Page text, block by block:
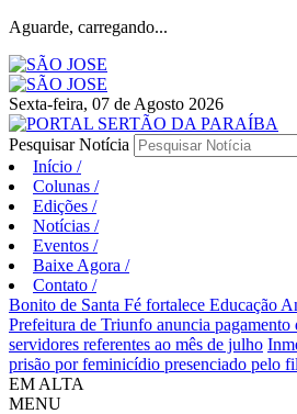
Aguarde, carregando...
Sexta-feira, 07 de Agosto 2026
Pesquisar Notícia
Início /
Colunas /
Edições /
Notícias /
Eventos /
Baixe Agora /
Contato /
Bonito de Santa Fé fortalece Educação
Prefeitura de Triunfo anuncia
servidores referentes ao mês de julho
prisão por feminicídio presenciado pelo
EM ALTA
MENU